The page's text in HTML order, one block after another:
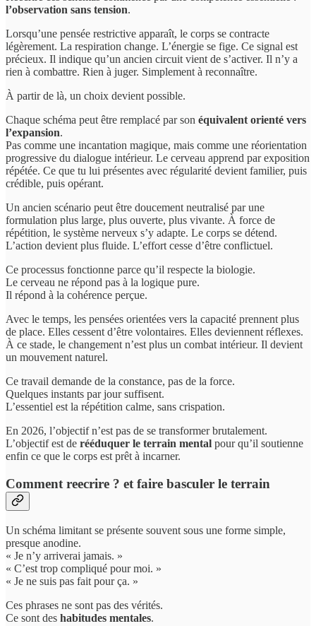
l’observation sans tension.
Lorsqu’une pensée restrictive apparaît, le corps se contracte
légèrement. La respiration change. L’énergie se fige. Ce signal est
précieux. Il indique qu’un ancien circuit vient de s’activer. Il n’y a
rien à combattre. Rien à juger. Simplement à reconnaître.
À partir de là, un choix devient possible.
Chaque schéma peut être remplacé par son équivalent orienté vers
l’expansion.
Pas comme une incantation magique, mais comme une réorientation
progressive du dialogue intérieur. Le cerveau apprend par exposition
répétée. Ce que tu lui présentes avec régularité devient familier, puis
crédible, puis opérant.
Un ancien scénario peut être doucement neutralisé par une
formulation plus large, plus ouverte, plus vivante. À force de
répétition, le système nerveux s’y adapte. Le corps se détend.
L’action devient plus fluide. L’effort cesse d’être conflictuel.
Ce processus fonctionne parce qu’il respecte la biologie.
Le cerveau ne répond pas à la logique pure.
Il répond à la cohérence perçue.
Avec le temps, les pensées orientées vers la capacité prennent plus
de place. Elles cessent d’être volontaires. Elles deviennent réflexes.
À ce stade, le changement n’est plus un combat intérieur. Il devient
un mouvement naturel.
Ce travail demande de la constance, pas de la force.
Quelques instants par jour suffisent.
L’essentiel est la répétition calme, sans crispation.
En 2026, l’objectif n’est pas de se transformer brutalement.
L’objectif est de rééduquer le terrain mental pour qu’il soutienne
enfin ce que le corps est prêt à incarner.
Comment reecrire ? et faire basculer le terrain
Un schéma limitant se présente souvent sous une forme simple,
presque anodine.
« Je n’y arriverai jamais. »
« C’est trop compliqué pour moi. »
« Je ne suis pas fait pour ça. »
Ces phrases ne sont pas des vérités.
Ce sont des habitudes mentales.